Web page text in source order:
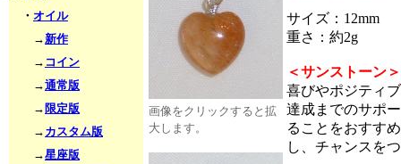
・ オイル
→新作
→ コイン
→通常版
→ 限定版
→ カスタム版
→星座版
画像をクリックすると拡
大します。
サイズ：12mm
重さ：約2g
＜サンストーン＞
喜びやポジティ
達成までのサポ
ることをおすす
し、チャンスを